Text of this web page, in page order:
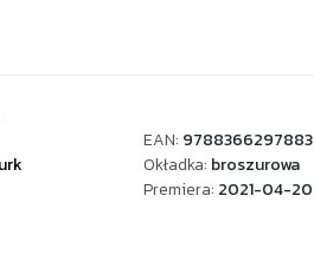
EAN: 9788366297883
Okładka: broszurowa
Premiera: 2021-04-20